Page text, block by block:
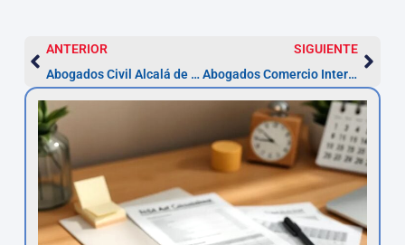
ANTERIOR
Abogados Civil Alcalá de Henares — Prescripción 5 años
SIGUIENTE
Abogados Comercio Internacional en Alcalá: pasos y plazos